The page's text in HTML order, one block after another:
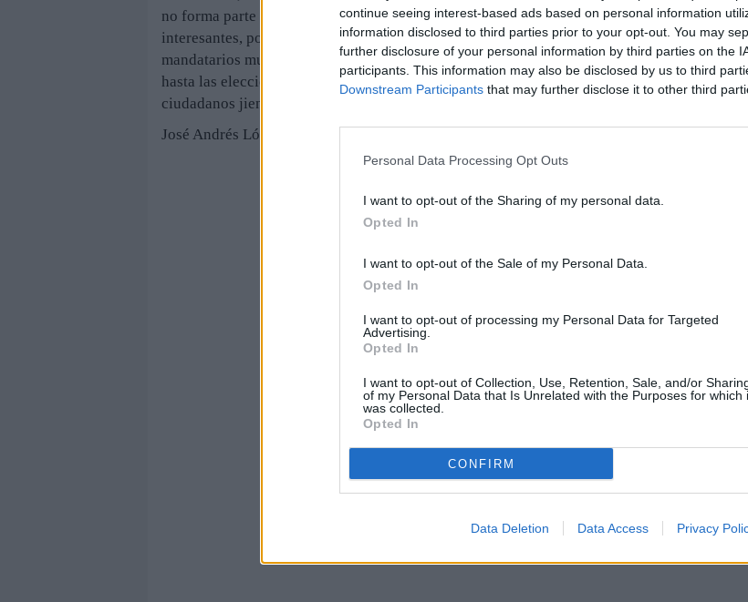
continue seeing interest-based ads based on personal information
information disclosed to third parties prior to your opt-out. You may
further disclosure of your personal information by third parties on the
participants. This information may also be disclosed by us to third
Downstream Participants that may further disclose it to other third
Personal Data Processing Opt Outs
I want to opt-out of the Sharing of my personal data.
Opted In
I want to opt-out of the Sale of my Personal Data.
Opted In
I want to opt-out of processing my Personal Data for Targeted
Advertising.
Opted In
I want to opt-out of Collection, Use, Retention, Sale, and/or
of my Personal Data that Is Unrelated with the Purposes for which
was collected.
Opted In
CONFIRM
Data Deletion Data Access Privacy
no forma parte de la Junta sevillana. Se presentan unas elecciones municipales inciertas e
interesantes, por un lado, la desconfianza y desilusión del electorado hacía los actuales
mandatarios municipales, y por otro, una Junta que nos venderá “pamplinas sevillanas”
hasta las elecciones, para pasar posteriormente al ostracismo como podemos comprobar los
ciudadanos jiennenses.
José Andrés López / Jaén